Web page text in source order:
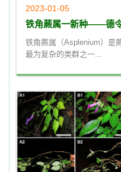
2023-01-05
铁角蕨属一新种——德
铁角蕨属（Asplenium）是
最为复杂的类群之一...